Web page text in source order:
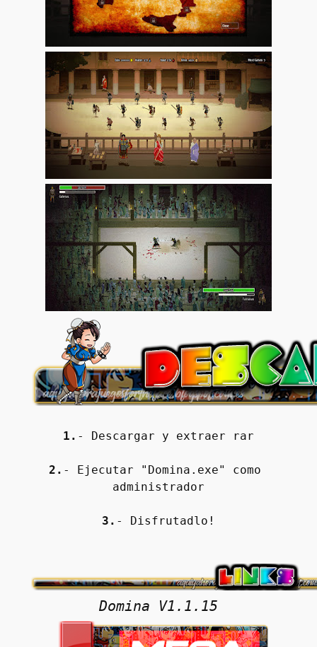
1. - Descargar y extraer rar
2. - Ejecutar "Domina.exe" como
administrador
3. - Disfrutadlo!
Domina V1.1.15